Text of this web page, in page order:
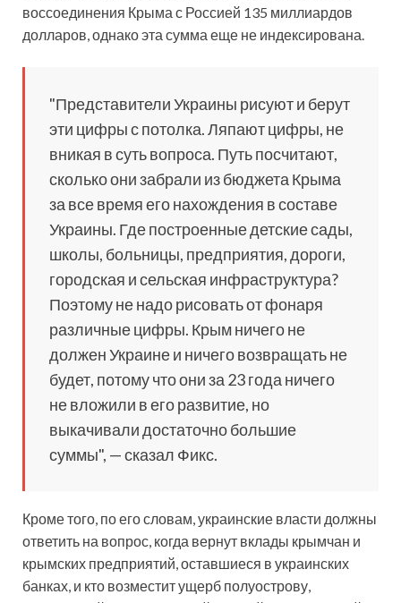
воссоединения Крыма с Россией 135 миллиардов
долларов, однако эта сумма еще не индексирована.
"Представители Украины рисуют и берут
эти цифры с потолка. Ляпают цифры, не
вникая в суть вопроса. Путь посчитают,
сколько они забрали из бюджета Крыма
за все время его нахождения в составе
Украины. Где построенные детские сады,
школы, больницы, предприятия, дороги,
городская и сельская инфраструктура?
Поэтому не надо рисовать от фонаря
различные цифры. Крым ничего не
должен Украине и ничего возвращать не
будет, потому что они за 23 года ничего
не вложили в его развитие, но
выкачивали достаточно большие
суммы", — сказал Фикс.
Кроме того, по его словам, украинские власти должны
ответить на вопрос, когда вернут вклады крымчан и
крымских предприятий, оставшиеся в украинских
банках, и кто возместит ущерб полуострову,